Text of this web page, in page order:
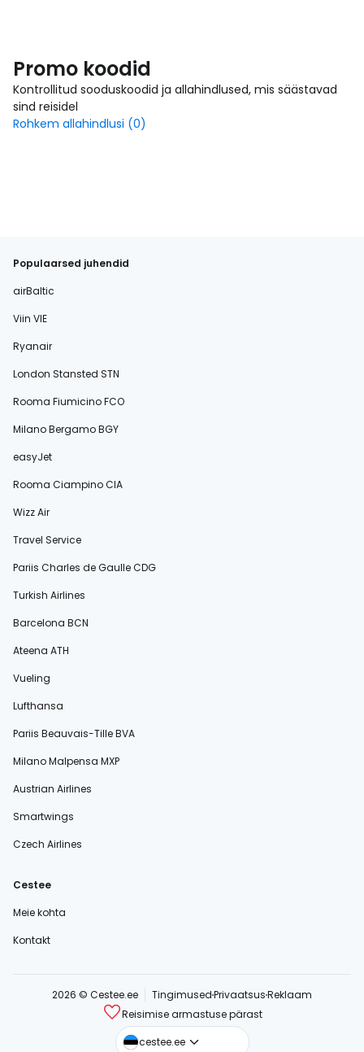
Promo koodid
Kontrollitud sooduskoodid ja allahindlused, mis säästavad
sind reisidel
Rohkem allahindlusi (0)
Populaarsed juhendid
airBaltic
Viin VIE
Ryanair
London Stansted STN
Rooma Fiumicino FCO
Milano Bergamo BGY
easyJet
Rooma Ciampino CIA
Wizz Air
Travel Service
Pariis Charles de Gaulle CDG
Turkish Airlines
Barcelona BCN
Ateena ATH
Vueling
Lufthansa
Pariis Beauvais-Tille BVA
Milano Malpensa MXP
Austrian Airlines
Smartwings
Czech Airlines
Cestee
Meie kohta
Kontakt
2026 © Cestee.ee TingimusedPrivaatsusReklaam
Reisimise armastuse pärast
cestee.ee
cestee.com